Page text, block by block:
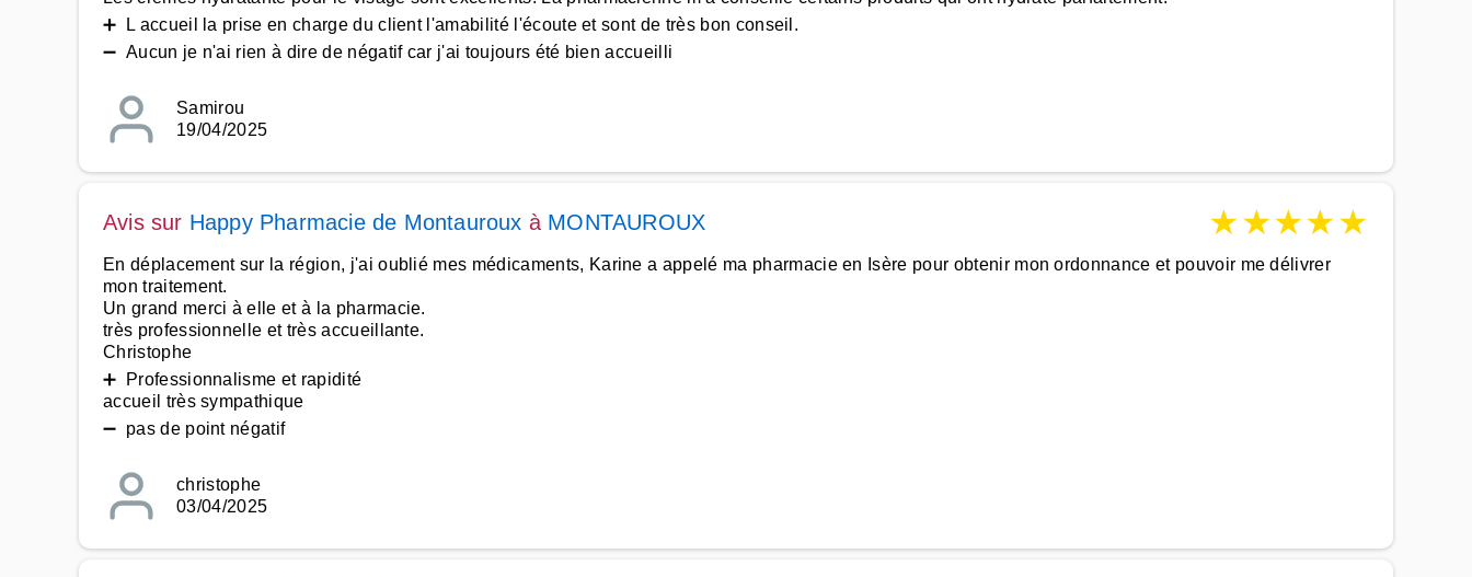
➕ L accueil la prise en charge du client l'amabilité l'écoute et sont de très bon conseil.
➖ Aucun je n'ai rien à dire de négatif car j'ai toujours été bien accueilli
Samirou
19/04/2025
Avis sur Happy Pharmacie de Montauroux à MONTAUROUX ★★★★★
En déplacement sur la région, j'ai oublié mes médicaments, Karine a appelé ma pharmacie en Isère pour obtenir mon ordonnance et pouvoir me délivrer
mon traitement.
Un grand merci à elle et à la pharmacie.
très professionnelle et très accueillante.
Christophe
➕ Professionnalisme et rapidité
accueil très sympathique
➖ pas de point négatif
christophe
03/04/2025